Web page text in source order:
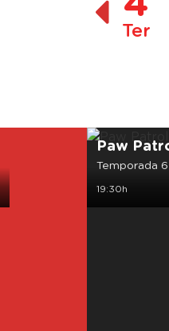
Ter
Paw
Temporada
19:30h